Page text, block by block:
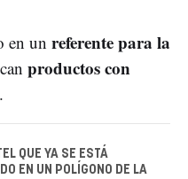
en un referente para la
productos con
QUE YA SE ESTÁ
EN UN POLÍGONO DE LA